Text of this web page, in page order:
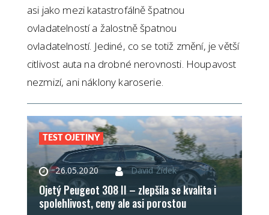
asi jako mezi katastrofálně špatnou
ovladatelností a žalostně špatnou
ovladatelností. Jediné, co se totiž změní, je větší
citlivost auta na drobné nerovnosti. Houpavost
nezmizí, ani náklony karoserie.
TEST OJETINY
26.05.2020 David Žídek
Ojetý Peugeot 308 II – zlepšila se kvalita i
spolehlivost, ceny ale asi porostou